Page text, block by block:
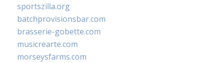
sportszilla.org
batchprovisionsbar.com
brasserie-gobette.com
musicrearte.com
morseysfarms.com